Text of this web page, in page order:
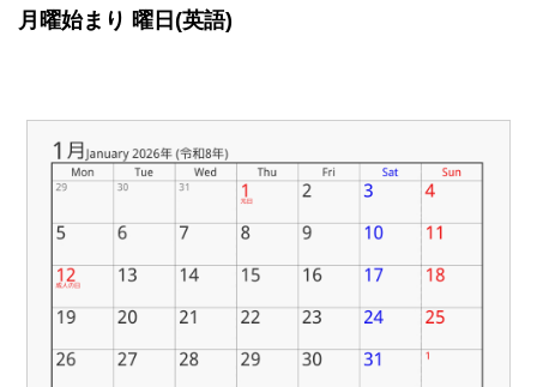
月曜始まり 曜日(英語)